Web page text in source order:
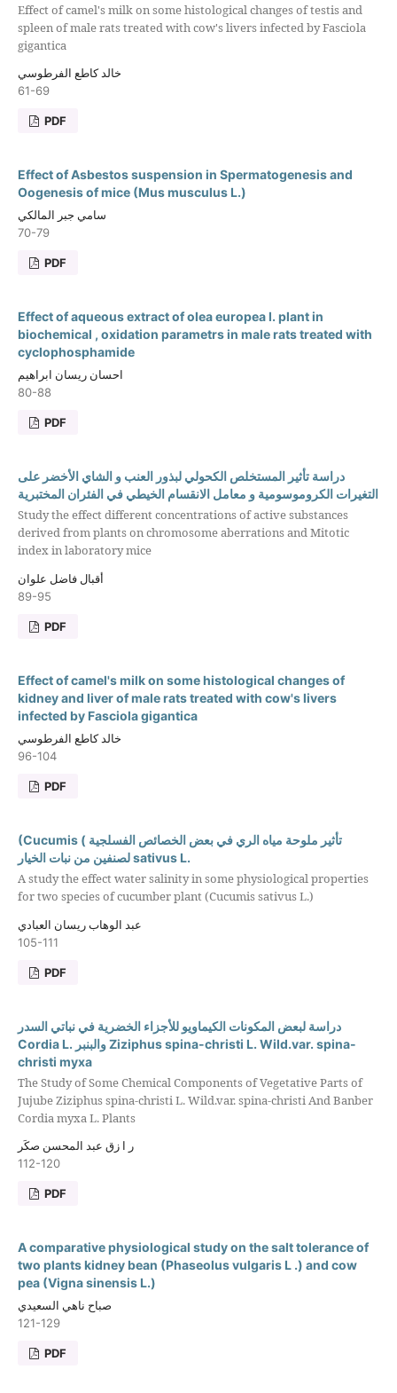
Effect of camel's milk on some histological changes of testis and
spleen of male rats treated with cow's livers infected by Fasciola
gigantica
خالد كاطع الفرطوسي
61-69
PDF
Effect of Asbestos suspension in Spermatogenesis and
Oogenesis of mice (Mus musculus L.)
سامي جبر المالكي
70-79
PDF
Effect of aqueous extract of olea europea l. plant in
biochemical , oxidation parametrs in male rats treated with
cyclophosphamide
احسان ريسان ابراهيم
80-88
PDF
دراسة تأثير المستخلص الكحولي لبذور العنب و الشاي الأخضر على
التغيرات الكروموسومية و معامل الانقسام الخيطي في الفئران المختبرية
Study the effect different concentrations of active substances
derived from plants on chromosome aberrations and Mitotic
index in laboratory mice
أقبال فاضل علوان
89-95
PDF
Effect of camel's milk on some histological changes of
kidney and liver of male rats treated with cow's livers
infected by Fasciola gigantica
خالد كاطع الفرطوسي
96-104
PDF
(Cucumis ( تأثير ملوحة مياه الري في بعض الخصائص الفسلجية
لصنفين من نبات الخيار sativus L.
A study the effect water salinity in some physiological properties
for two species of cucumber plant (Cucumis sativus L.)
عبد الوهاب ريسان العبادي
105-111
PDF
دراسة لبعض المكونات الكيماويو للأجزاء الخضرية في نباتي السدر
Cordia L. والبنبر Ziziphus spina-christi L. Wild.var. spina-
christi myxa
The Study of Some Chemical Components of Vegetative Parts of
Jujube Ziziphus spina-christi L. Wild.var. spina-christi And Banber
Cordia myxa L. Plants
ر ا زق عبد المحسن صكَر
112-120
PDF
A comparative physiological study on the salt tolerance of
two plants kidney bean (Phaseolus vulgaris L .) and cow
pea (Vigna sinensis L.)
صباح ناهي السعيدي
121-129
PDF